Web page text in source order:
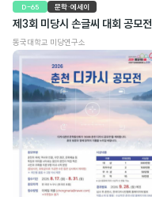
D-65 문학·에세이
제3회 미당시 손글씨 대회 공모전
동국대학교 미당연구소